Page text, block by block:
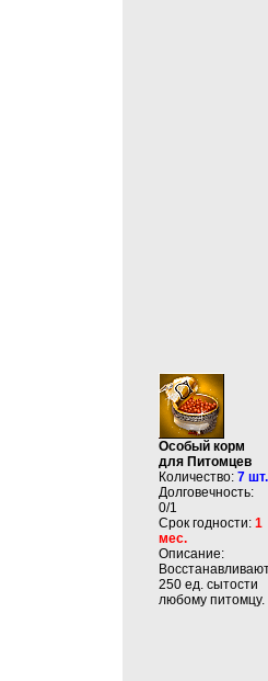
Особый корм
для Питомцев
Количество: 7 шт.
Долговечность:
0/1
Срок годности: 1
мес.
Описание:
250 ед. сытости
любому питомцу.